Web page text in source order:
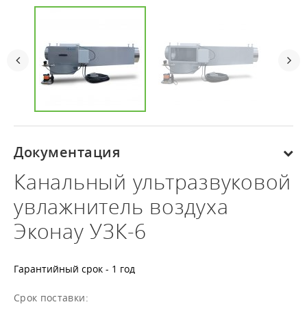
Документация
Канальный ультразвуковой
увлажнитель воздуха
Эконау УЗК-6
Гарантийный срок - 1 год
Срок поставки: